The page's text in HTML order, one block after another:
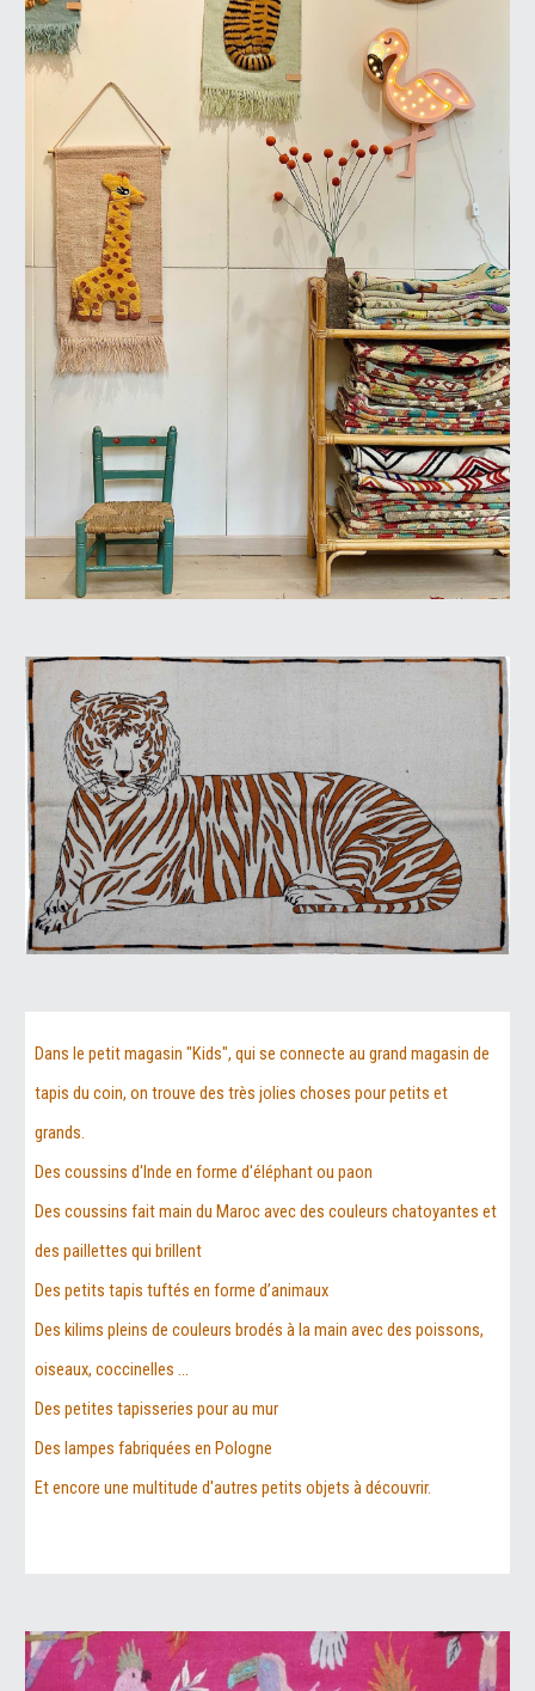
Dans le petit magasin "Kids", qui se connecte au grand magasin de
tapis du coin, on trouve des très jolies choses pour petits et
grands.
Des coussins d'Inde en forme d'éléphant ou paon
Des coussins fait main du Maroc avec des couleurs chatoyantes et
des paillettes qui brillent
Des petits tapis tuftés en forme d’animaux
Des kilims pleins de couleurs brodés à la main avec des poissons,
oiseaux, coccinelles ...
Des petites tapisseries pour au mur
Des lampes fabriquées en Pologne
Et encore une multitude d'autres petits objets à découvrir.